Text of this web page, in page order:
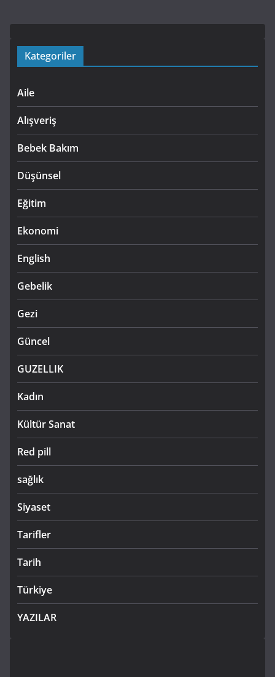
Kategoriler
Aile
Alışveriş
Bebek Bakım
Düşünsel
Eğitim
Ekonomi
English
Gebelik
Gezi
Güncel
GUZELLIK
Kadın
Kültür Sanat
Red pill
sağlık
Siyaset
Tarifler
Tarih
Türkiye
YAZILAR